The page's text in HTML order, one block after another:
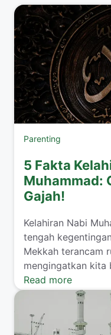
Parenting
5 Fakta
Muhammad:
Gajah!
​Kelahiran Nabi
tengah
Mekkah terancam
mengingatkan kita
Read more